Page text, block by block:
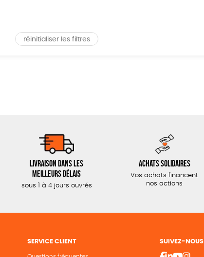
réinitialiser les filtres
Livraison dans les
meilleurs délais
sous 1 à 4 jours ouvrés
Achats solidaires
Vos achats financent
nos actions
SERVICE CLIENT SUIVEZ-NOUS